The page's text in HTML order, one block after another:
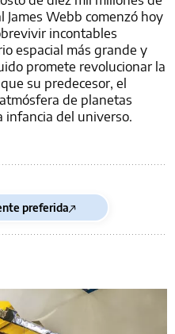
James Webb comenzó hoy
incontables
espacial más grande y
promete revolucionar la
su predecesor, el
de planetas
infancia del universo.
preferida